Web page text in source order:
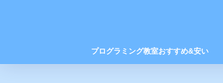
プログラミング教室おすすめ&安い